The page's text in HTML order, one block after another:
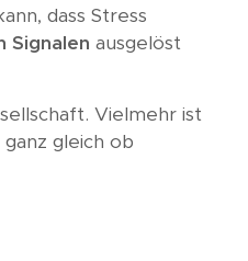
dass Stress
Signalen ausgelöst
Vielmehr ist
gleich ob